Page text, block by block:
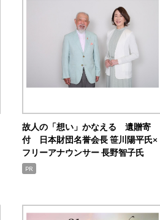
故人の「想い」かなえる 遺贈寄
付 日本財団名誉会長 笹川陽平氏×
フリーアナウンサー 長野智子氏
PR